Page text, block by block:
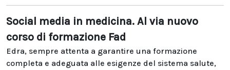
Social media in medicina. Al via nuovo
corso di formazione Fad
Edra, sempre attenta a garantire una formazione
completa e adeguata alle esigenze del sistema salute,